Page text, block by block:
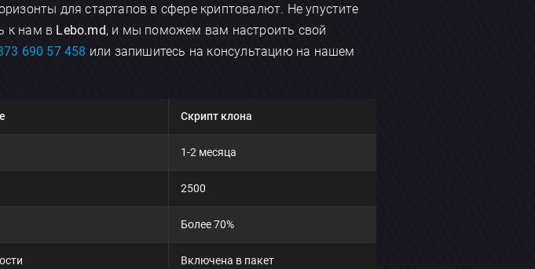
для стартапов в сфере криптовалют. Не упустите
к нам в Lebo.md, и мы поможем вам настроить свой
690 57 458 или запишитесь на консультацию на нашем
Скрипт клона
1-2 месяца
2500
Более 70%
Включена в пакет